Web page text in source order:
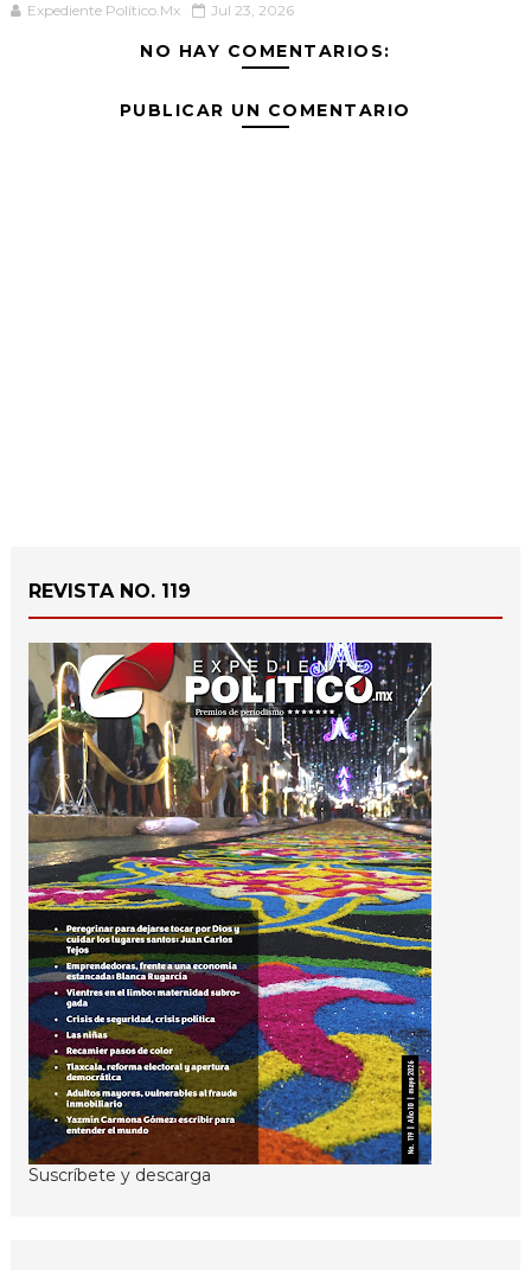
Expediente Político.Mx Jul 23, 2026
NO HAY COMENTARIOS:
PUBLICAR UN COMENTARIO
REVISTA NO. 119
Suscríbete y descarga